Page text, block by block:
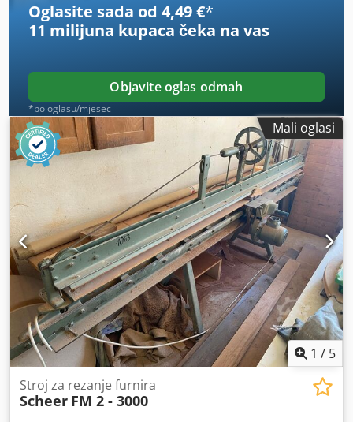
Oglasite sada od 4,49 €*
11 milijuna kupaca čeka na vas
Objavite oglas odmah
*po oglasu/mjesec
Mali oglasi
1 / 5
Stroj za rezanje furnira
Scheer FM 2 - 3000